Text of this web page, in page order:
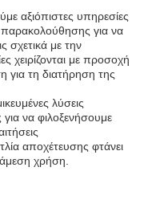
αξιόπιστες υπηρεσίες
παρακολούθησης για να
σχετικά με την
χειρίζονται με προσοχή
για τη διατήρηση της
λύσεις
να φιλοξενήσουμε
αποχέτευσης φτάνει
άμεση χρήση.